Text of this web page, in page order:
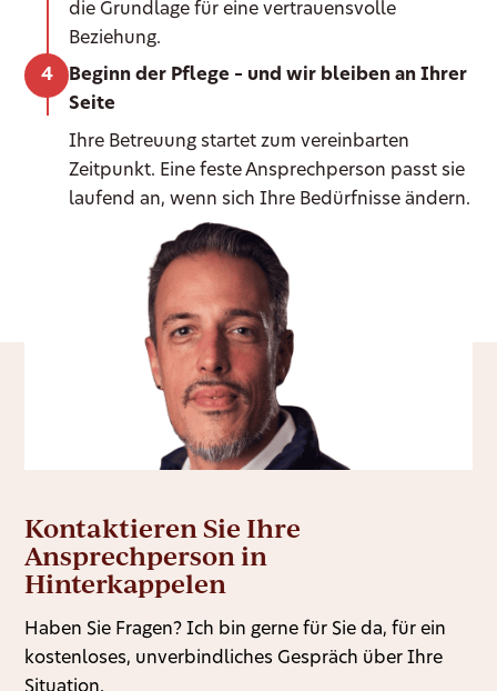
Kontaktieren Sie Ihre
Ansprechperson in
Hinterkappelen
Haben Sie Fragen? Ich bin gerne für Sie da, für ein
kostenloses, unverbindliches Gespräch über Ihre
die Grundlage für eine vertrauensvolle
Beziehung.
Beginn der Pflege – und wir bleiben an Ihrer
Seite
Ihre Betreuung startet zum vereinbarten
Zeitpunkt. Eine feste Ansprechperson passt sie
laufend an, wenn sich Ihre Bedürfnisse ändern.